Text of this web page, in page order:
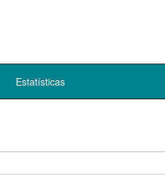
Estatísticas